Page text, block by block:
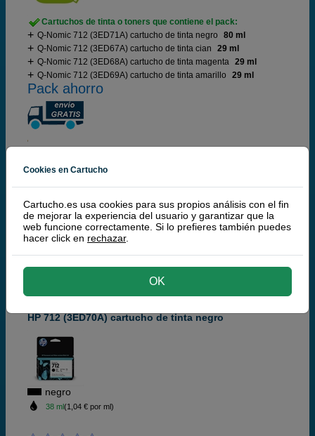
Cartuchos de tinta o toners que contiene el pack:
Q-Nomic 712 (3ED71A) cartucho de tinta negro
80 ml
Q-Nomic 712 (3ED67A) cartucho de tinta cian
29 ml
Q-Nomic 712 (3ED68A) cartucho de tinta magenta 29 ml
Q-Nomic 712 (3ED69A) cartucho de tinta amarillo
29 ml
Pack ahorro
84,30 € iva ex
RECÍBELO EN 24 HORAS
comprar >
HP
100% Cartuchos Originales HP
HP 712 (3ED70A) cartucho de tinta negro
negro
38 ml(1,04 € por ml)
Cookies en Cartucho
Cartucho.es usa cookies para sus propios análisis con el fin
de mejorar la experiencia del usuario y garantizar que la
web funcione correctamente. Si lo prefieres también puedes
hacer click en rechazar.
OK